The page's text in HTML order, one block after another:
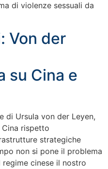
di violenze sessuali da
Von der
su Cina e
di Ursula von der Leyen,
rispetto
strategiche
non si pone il problema
cinese il nostro